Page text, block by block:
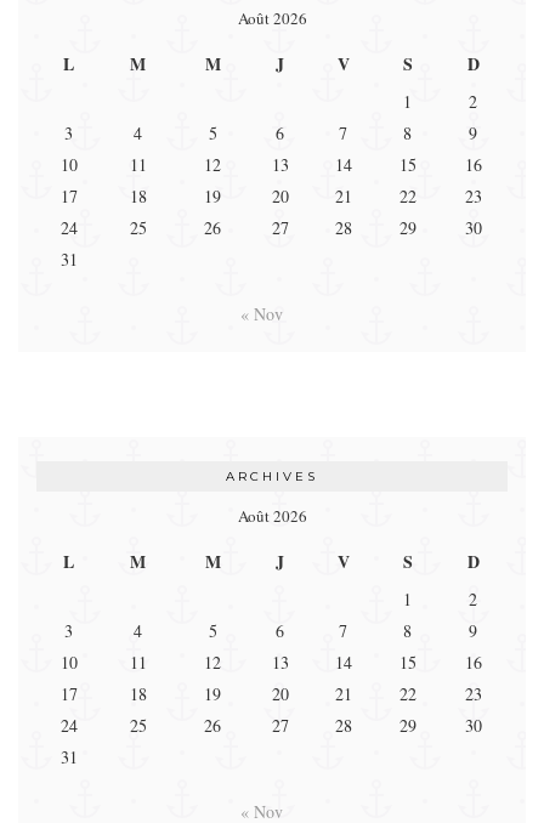
Août 2026
L M M J V S D
1
2
3
4 5 6 7 8
9
10
11 12 13 14 15
16
17
18 19 20 21 22
23
24
25 26 27 28 29
30
31
« Nov
ARCHIVES
Août 2026
L M M J V S D
1
2
3
4 5 6 7 8
9
10
11 12 13 14 15
16
17
18 19 20 21 22
23
24
25 26 27 28 29
30
31
« Nov